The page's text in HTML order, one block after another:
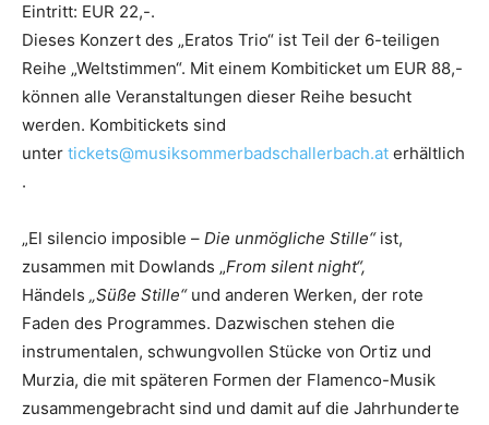
Eintritt: EUR 22,-.
Dieses Konzert des „Eratos Trio“ ist Teil der 6-teiligen
Reihe „Weltstimmen“. Mit einem Kombiticket um EUR 88,-
können alle Veranstaltungen dieser Reihe besucht
werden. Kombitickets sind
unter tickets@musiksommerbadschallerbach.at erhältlich
.
„El silencio imposible – Die unmögliche Stille“ist,
zusammen mit Dowlands „From silent night“,
Händels „Süße Stille“und anderen Werken, der rote
Faden des Programmes. Dazwischen stehen die
instrumentalen, schwungvollen Stücke von Ortiz und
Murzia, die mit späteren Formen der Flamenco-Musik
zusammengebracht sind und damit auf die Jahrhunderte